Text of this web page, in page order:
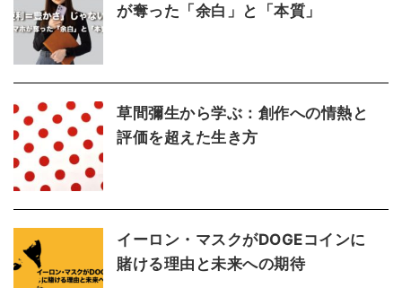
が奪った「余白」と「本質」
草間彌生から学ぶ：創作への情熱と
評価を超えた生き方
イーロン・マスクがDOGEコインに
賭ける理由と未来への期待